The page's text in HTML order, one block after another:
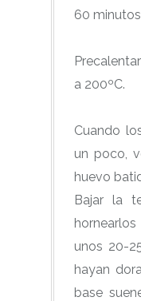
60
a 200ºC.
Cuando
un poco,
huevo
Bajar la
unos 20-
hayan
base